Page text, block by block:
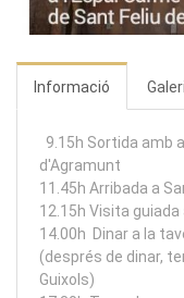
Informació
9.15h Sortida amb
d'Agramunt
11.45h Arribada a
12.15h Visita
14.00h Dinar a la
(després de dinar,
Guixols)